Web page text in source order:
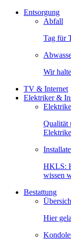
Entsorgung
Abfall
Tag für
Wir
TV & Internet
Elektriker &
Qualität
HKLS:
wissen
Bestattung
Hier